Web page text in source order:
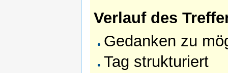
Verlauf des
Gedanken zu
Tag strukturiert